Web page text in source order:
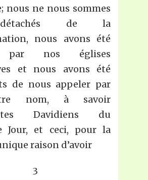
nous ne nous sommes
de la
nous avons été
par nos églises
et nous avons été
de nous appeler par
nom, à savoir
Davidiens du
Jour, et ceci, pour la
raison d’avoir
3